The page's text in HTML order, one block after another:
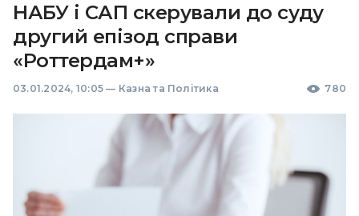
НАБУ і САП скерували до суду
другий епізод справи
«Роттердам+»
03.01.2024, 10:05 — Казна та Політика 780